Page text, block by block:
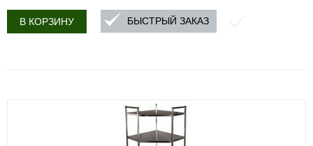
В КОРЗИНУ БЫСТРЫЙ ЗАКАЗ